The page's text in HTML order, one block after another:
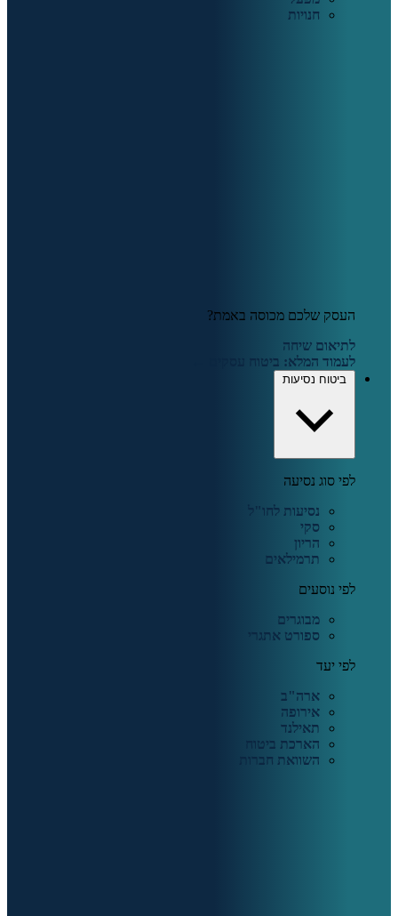
חנויות
העסק שלכם מכוסה באמת?
לתיאום שיחה
לעמוד המלא: ביטוח עסקים ←
ביטוח נסיעות
לפי סוג נסיעה
נסיעות לחו"ל
סקי
הריון
תרמילאים
לפי נוסעים
מבוגרים
ספורט אתגרי
לפי יעד
ארה"ב
אירופה
תאילנד
הארכת ביטוח
השוואת חברות